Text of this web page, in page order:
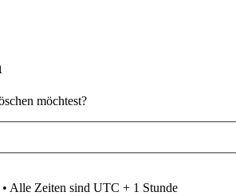
möchtest?
• Alle Zeiten sind UTC + 1 Stunde